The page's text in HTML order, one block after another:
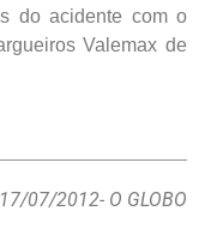
do acidente com o
Valemax de
17/07/2012- O GLOBO